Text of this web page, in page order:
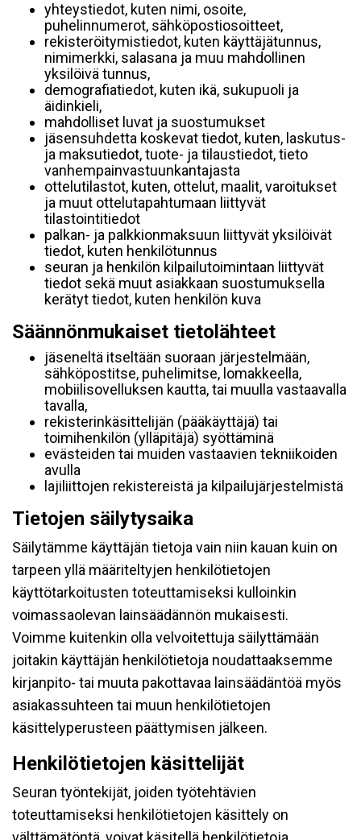
yhteystiedot, kuten nimi, osoite,
puhelinnumerot, sähköpostiosoitteet,
rekisteröitymistiedot, kuten käyttäjätunnus,
nimimerkki, salasana ja muu mahdollinen
yksilöivä tunnus,
demografiatiedot, kuten ikä, sukupuoli ja
äidinkieli,
mahdolliset luvat ja suostumukset
jäsensuhdetta koskevat tiedot, kuten, laskutus-
ja maksutiedot, tuote- ja tilaustiedot, tieto
vanhempainvastuunkantajasta
ottelutilastot, kuten, ottelut, maalit, varoitukset
ja muut ottelutapahtumaan liittyvät
tilastointitiedot
palkan- ja palkkionmaksuun liittyvät yksilöivät
tiedot, kuten henkilötunnus
seuran ja henkilön kilpailutoimintaan liittyvät
tiedot sekä muut asiakkaan suostumuksella
kerätyt tiedot, kuten henkilön kuva
Säännönmukaiset tietolähteet
jäseneltä itseltään suoraan järjestelmään,
sähköpostitse, puhelimitse, lomakkeella,
mobiilisovelluksen kautta, tai muulla vastaavalla
tavalla,
rekisterinkäsittelijän (pääkäyttäjä) tai
toimihenkilön (ylläpitäjä) syöttäminä
evästeiden tai muiden vastaavien tekniikoiden
avulla
lajiliittojen rekistereistä ja kilpailujärjestelmistä
Tietojen säilytysaika
Säilytämme käyttäjän tietoja vain niin kauan kuin on
tarpeen yllä määriteltyjen henkilötietojen
käyttötarkoitusten toteuttamiseksi kulloinkin
voimassaolevan lainsäädännön mukaisesti.
Voimme kuitenkin olla velvoitettuja säilyttämään
joitakin käyttäjän henkilötietoja noudattaaksemme
kirjanpito- tai muuta pakottavaa lainsäädäntöä myös
asiakassuhteen tai muun henkilötietojen
käsittelyperusteen päättymisen jälkeen.
Henkilötietojen käsittelijät
Seuran työntekijät, joiden työtehtävien
toteuttamiseksi henkilötietojen käsittely on